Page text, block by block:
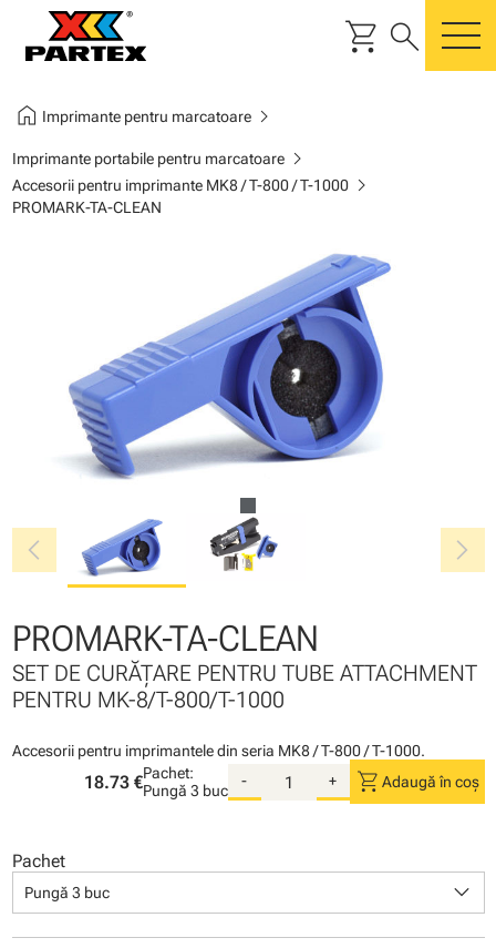
shopping_cart search
home Imprimante pentru marcatoarechevron_right
Imprimante portabile pentru marcatoarechevron_right
Accesorii pentru imprimante MK8 / T-800 / T-1000chevron_right
PROMARK-TA-CLEAN
chevron_left chevron_right
PROMARK-TA-CLEAN
SET DE CURĂŢARE PENTRU TUBE ATTACHMENT
PENTRU MK-8/T-800/T-1000
Accesorii pentru imprimantele din seria MK8 / T-800 / T-1000.
18.73 €Pachet:
Pungă 3 buc
- + shopping_cart Adaugă în coș
Pachet
Pungă 3 buc keyboard_arrow_down